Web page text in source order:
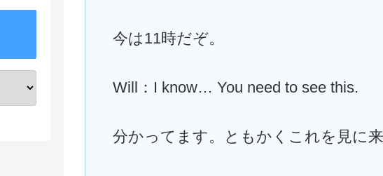
今は11時だぞ。
Will：I know… You need to see this.
分かってます。ともかくこれを見に来